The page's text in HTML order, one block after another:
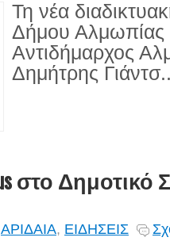
Τη νέα
Δήμου Αλμωπίας
Αντιδήμαρχος
Δημήτρης
στο Δημοτικό
ΑΡΙΔΑΙΑ, ΕΙΔΗΣΕΙΣ